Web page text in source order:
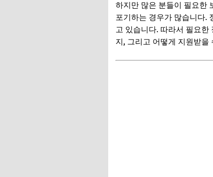
3. 청각 및 음성언
4. 기타 일상생활
📌 지금 뜨는 꿀정
하지만 많은 분들이 필요한
포기하는 경우가 많습니다.
고 있습니다. 따라서 필요
지, 그리고 어떻게 지원받을